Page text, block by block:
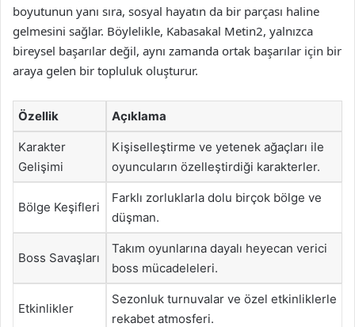
boyutunun yanı sıra, sosyal hayatın da bir parçası haline
gelmesini sağlar. Böylelikle, Kabasakal Metin2, yalnızca
bireysel başarılar değil, aynı zamanda ortak başarılar için bir
araya gelen bir topluluk oluşturur.
Özellik Açıklama
Karakter
Gelişimi
Kişiselleştirme ve yetenek ağaçları ile
oyuncuların özelleştirdiği karakterler.
Bölge Keşifleri
Farklı zorluklarla dolu birçok bölge ve
düşman.
Boss Savaşları
Takım oyunlarına dayalı heyecan verici
boss mücadeleleri.
Etkinlikler
Sezonluk turnuvalar ve özel etkinliklerle
rekabet atmosferi.